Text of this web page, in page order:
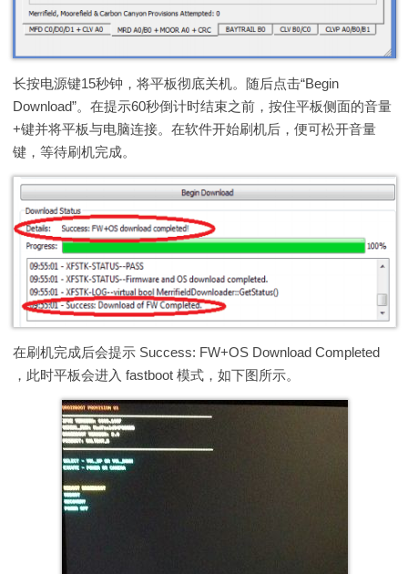
长按电源键15秒钟，将平板彻底关机。随后点击“Begin
Download”。在提示60秒倒计时结束之前，按住平板侧面的音量
+键并将平板与电脑连接。在软件开始刷机后，便可松开音量
键，等待刷机完成。
在刷机完成后会提示 Success: FW+OS Download Completed
，此时平板会进入 fastboot 模式，如下图所示。